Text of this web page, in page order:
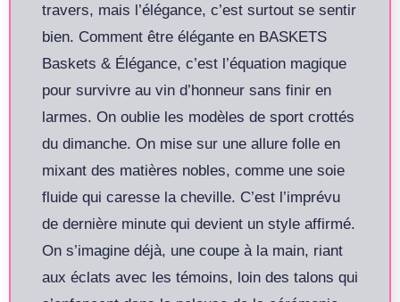
travers, mais l’élégance, c’est surtout se sentir
bien. Comment être élégante en BASKETS
Baskets & Élégance, c’est l’équation magique
pour survivre au vin d’honneur sans finir en
larmes. On oublie les modèles de sport crottés
du dimanche. On mise sur une allure folle en
mixant des matières nobles, comme une soie
fluide qui caresse la cheville. C’est l’imprévu
de dernière minute qui devient un style affirmé.
On s’imagine déjà, une coupe à la main, riant
aux éclats avec les témoins, loin des talons qui